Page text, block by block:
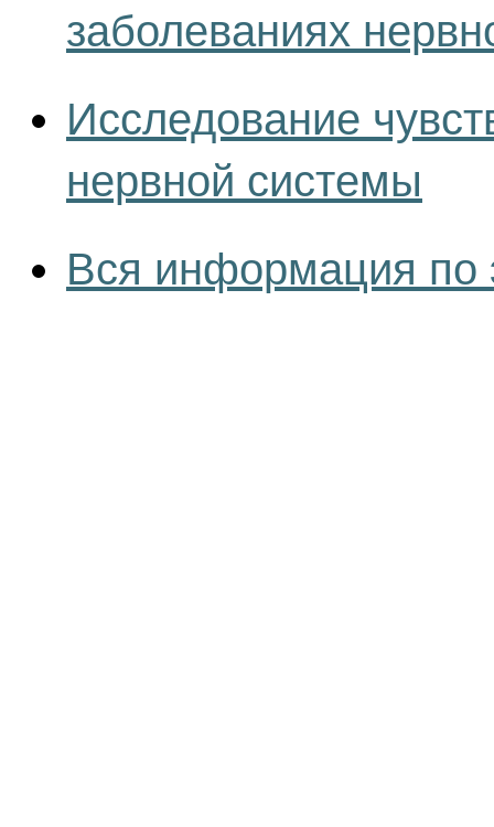
заболеваниях
Исследование
нервной системы
Вся информация по